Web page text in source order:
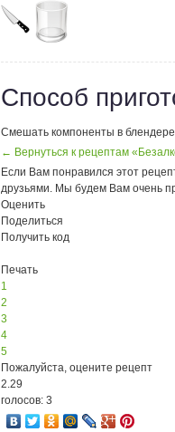
Способ
Смешать компоненты в блендере
← Вернуться к рецептам
Если Вам понравился этот
друзьями. Мы будем Вам очень
Оценить
Поделиться
Получить код
Печать
1
2
3
4
5
Пожалуйста, оцените рецепт
2.29
голосов: 3